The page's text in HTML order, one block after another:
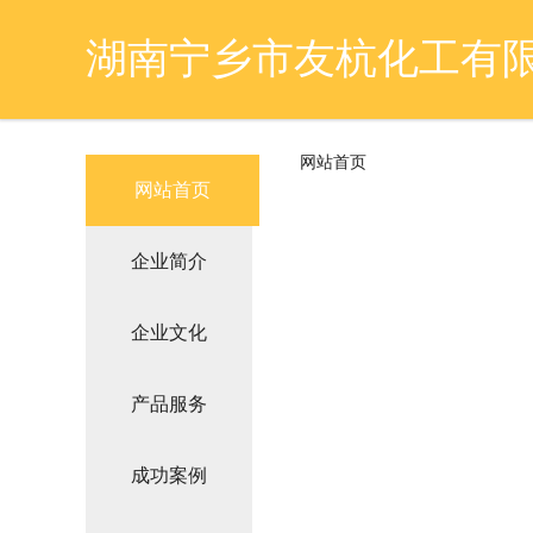
湖南宁乡市友杭化工有
网站首页
企业简介
企业文化
产品服务
成功案例
网站首页